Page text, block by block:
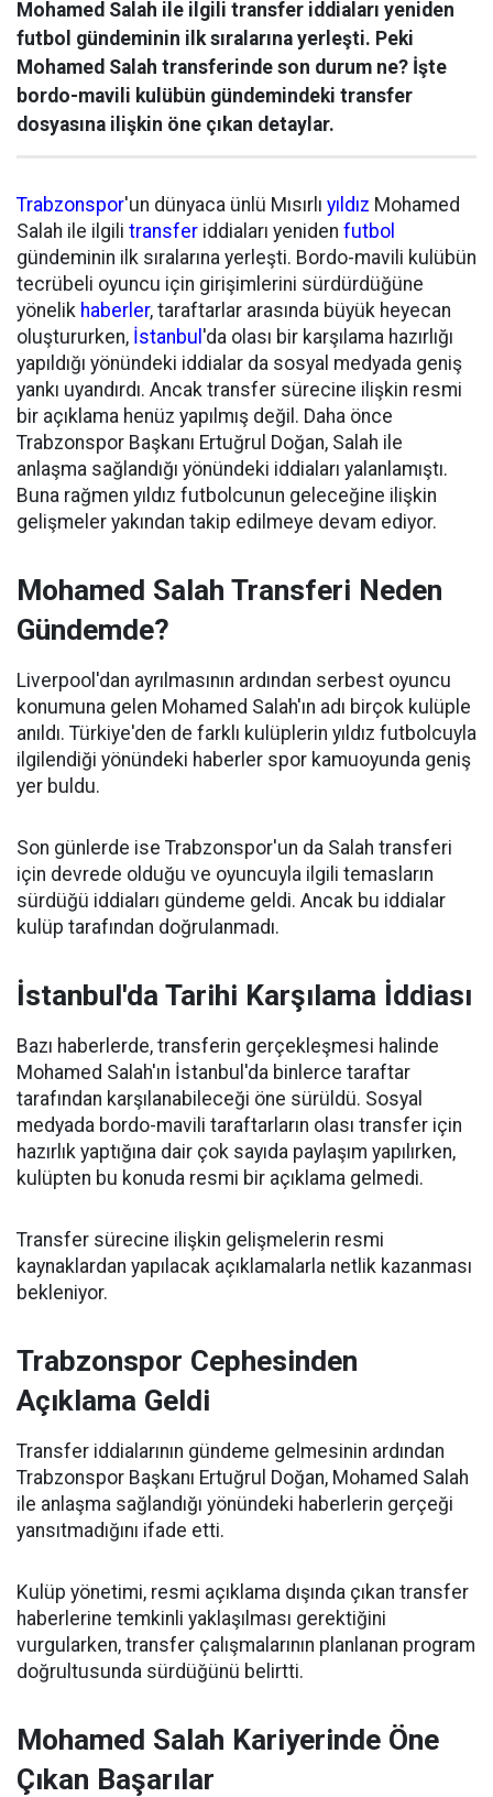
Mohamed Salah ile ilgili transfer iddiaları yeniden
futbol gündeminin ilk sıralarına yerleşti. Peki
Mohamed Salah transferinde son durum ne? İşte
bordo-mavili kulübün gündemindeki transfer
dosyasına ilişkin öne çıkan detaylar.
Trabzonspor'un dünyaca ünlü Mısırlı yıldız Mohamed
Salah ile ilgili transfer iddiaları yeniden futbol
gündeminin ilk sıralarına yerleşti. Bordo-mavili kulübün
tecrübeli oyuncu için girişimlerini sürdürdüğüne
yönelik haberler, taraftarlar arasında büyük heyecan
oluştururken, İstanbul 'da olası bir karşılama hazırlığı
yapıldığı yönündeki iddialar da sosyal medyada geniş
yankı uyandırdı. Ancak transfer sürecine ilişkin resmi
bir açıklama henüz yapılmış değil. Daha önce
Trabzonspor Başkanı Ertuğrul Doğan, Salah ile
anlaşma sağlandığı yönündeki iddiaları yalanlamıştı.
Buna rağmen yıldız futbolcunun geleceğine ilişkin
gelişmeler yakından takip edilmeye devam ediyor.
Mohamed Salah Transferi Neden
Gündemde?
Liverpool'dan ayrılmasının ardından serbest oyuncu
konumuna gelen Mohamed Salah'ın adı birçok kulüple
anıldı. Türkiye'den de farklı kulüplerin yıldız futbolcuyla
ilgilendiği yönündeki haberler spor kamuoyunda geniş
yer buldu.
Son günlerde ise Trabzonspor'un da Salah transferi
için devrede olduğu ve oyuncuyla ilgili temasların
sürdüğü iddiaları gündeme geldi. Ancak bu iddialar
kulüp tarafından doğrulanmadı.
İstanbul'da Tarihi Karşılama İddiası
Bazı haberlerde, transferin gerçekleşmesi halinde
Mohamed Salah'ın İstanbul'da binlerce taraftar
tarafından karşılanabileceği öne sürüldü. Sosyal
medyada bordo-mavili taraftarların olası transfer için
hazırlık yaptığına dair çok sayıda paylaşım yapılırken,
kulüpten bu konuda resmi bir açıklama gelmedi.
Transfer sürecine ilişkin gelişmelerin resmi
kaynaklardan yapılacak açıklamalarla netlik kazanması
bekleniyor.
Trabzonspor Cephesinden
Açıklama Geldi
Transfer iddialarının gündeme gelmesinin ardından
Trabzonspor Başkanı Ertuğrul Doğan, Mohamed Salah
ile anlaşma sağlandığı yönündeki haberlerin gerçeği
yansıtmadığını ifade etti.
Kulüp yönetimi, resmi açıklama dışında çıkan transfer
haberlerine temkinli yaklaşılması gerektiğini
vurgularken, transfer çalışmalarının planlanan program
doğrultusunda sürdüğünü belirtti.
Mohamed Salah Kariyerinde Öne
Çıkan Başarılar